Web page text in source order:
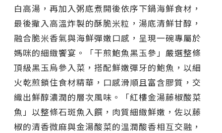
白高湯，再加入粥底煮開後依序下鍋海鮮食材，
最後撒入高溫炸製的酥脆米粒，湯底清鮮甘醇，
融合脆米香氣與海鮮彈嫩口感，呈現一碗專屬於
媽咪的細緻饗宴。「干煎鮑魚黑玉參」嚴選整條
頂級黑玉烏參入菜，搭配鮮嫩彈牙的鮑魚，以細
火乾煎鎖住食材精華，口感滑順且富含膠質，交
織出鮮醇濃潤的層次風味。「紅樓金湯藤椒酸菜
魚」以整條石斑魚入饌，肉質細緻鮮嫩，佐以藤
椒的清香微麻與金湯酸菜的溫潤酸香相互交融，